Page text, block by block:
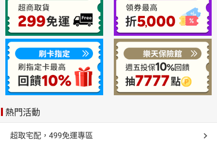
熱門活動
超取宅配，499免運專區